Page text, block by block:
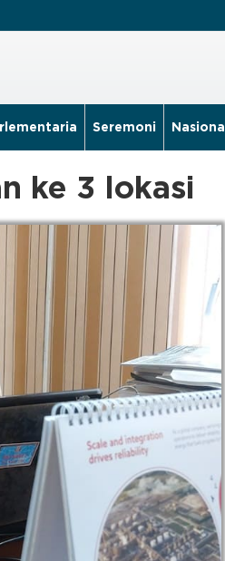
Seremoni Nasional
ke 3 lokasi